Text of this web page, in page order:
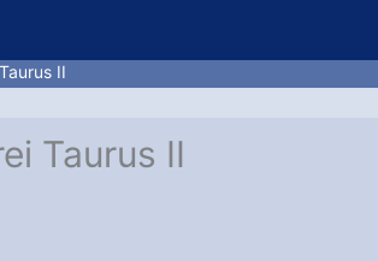
II
Taurus II